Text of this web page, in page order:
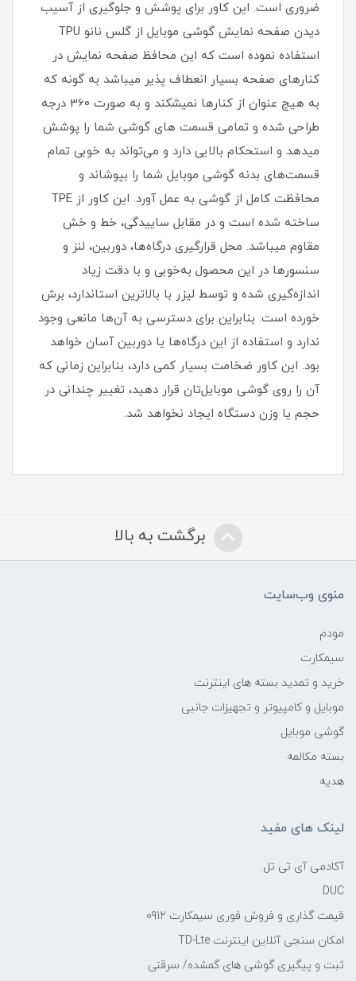
ضروری است‏.‏ این کاور برای پوشش و جلوگیری از آسیب
دیدن صفحه نمایش گوشی موبایل از گلس نانو TPU
استفاده نموده است که این محافظ صفحه نمایش در
کنارهای صفحه بسیار انعطاف پذیر میباشد به گونه که
به هیچ عنوان از کنارها نمیشکند و به صورت 360 درجه
طراحی شده و تمامی قسمت های گوشی شما را پوشش
میدهد و استحکام بالایی دارد و می‌تواند به خوبی تمام
قسمت‌های بدنه گوشی موبایل شما را بپوشاند و
محافظت کامل از گوشی به عمل آورد‏.‏ این کاور از TPE
ساخته شده است و در مقابل ساییدگی، خط و خش
مقاوم میباشد.‏ محل قرارگیری درگاه‌ها، دوربین، لنز و
سنسورها در این محصول به‌خوبی و با دقت زیاد
اندازه‌گیری شده و توسط لیزر با بالاترین استاندارد، برش
خورده است‏.‏ بنابراین برای دسترسی به آن‌ها مانعی وجود
ندارد و استفاده از این درگاه‌ها یا دوربین آسان خواهد
بود‏.‏ این کاور ضخامت بسیار کمی دارد، بنابراین زمانی که
آن را روی گوشی موبایل‌تان قرار دهید، تغییر چندانی در
حجم یا وزن دستگاه ایجاد نخواهد شد‏.‏
برگشت به بالا
منوی وب‌سایت
مودم
سیمکارت
خرید و تمدید بسته های اینترنت
موبایل و کامپیوتر و تجهیزات جانبی
گوشی موبایل
بسته مکالمه
هدیه
لینک های مفید
آکادمی آی تی تل
DUC
قیمت گذاری و فروش فوری سیمکارت 0912
امکان سنجی آنلاین اینترنت TD-Lte
ثبت و پیگیری گوشی های گمشده/ سرقتی